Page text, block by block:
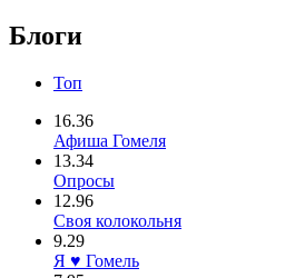
Блоги
Топ
16.36
Афиша Гомеля
13.34
Опросы
12.96
Своя колокольня
9.29
Я ♥ Гомель